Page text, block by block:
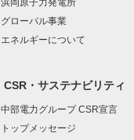
浜岡原子力発電所
グローバル事業
エネルギーについて
CSR・サステナビリティ
中部電力グループ CSR宣言
トップメッセージ